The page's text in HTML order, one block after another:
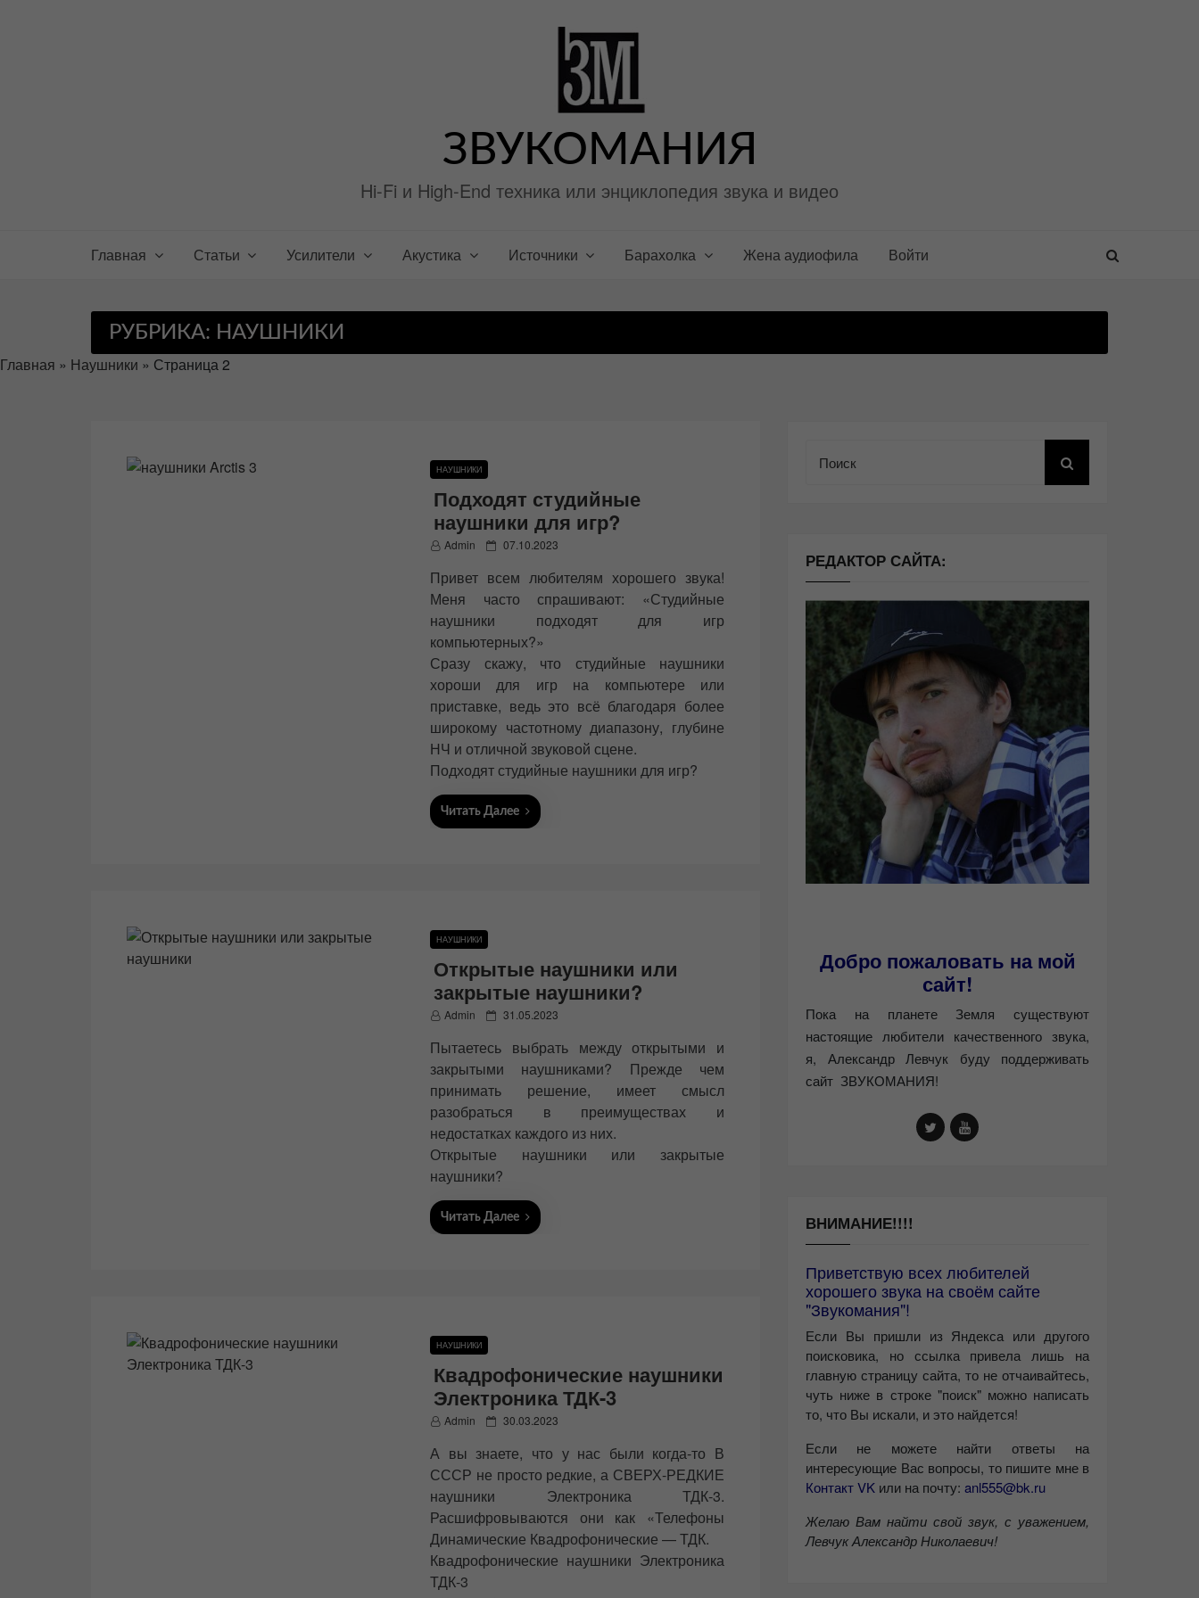
ЗВУКОМАНИЯ
Hi-Fi и High-End техника или энциклопедия звука и видео
Главная Статьи Усилители Акустика Источники Барахолка Жена аудиофила Войти
РУБРИКА: НАУШНИКИ
Главная » Наушники » Страница 2
НАУШНИКИ
Подходят студийные
наушники для игр?
Admin
P
s
e
o
07.10.2023
Привет всем любителям хорошего звука!
Меня часто спрашивают: «Студийные
наушники подходят для игр
компьютерных?»
Сразу скажу, что студийные наушники
хороши для игр на компьютере или
приставке, ведь это всё благодаря более
широкому частотному диапазону, глубине
НЧ и отличной звуковой сцене.
Подходят студийные наушники для игр?
Читать Далее
НАУШНИКИ
Открытые наушники или
закрытые наушники?
Admin
P
s
e
d
o
31.05.2023
Пытаетесь выбрать между открытыми и
закрытыми наушниками? Прежде чем
принимать решение, имеет смысл
разобраться в преимуществах и
недостатках каждого из них.
Открытые наушники или закрытые
наушники?
Читать Далее
НАУШНИКИ
Квадрофонические наушники
Электроника ТДК-3
Admin
P
s
e
o
30.03.2023
А вы знаете, что у нас были когда-то В
СССР не просто редкие, а СВЕРХ-РЕДКИЕ
наушники Электроника ТДК-3.
Расшифровываются они как «Телефоны
Динамические Квадрофонические — ТДК.
Квадрофонические наушники Электроника
ТДК-3
РЕДАКТОР САЙТА:
Добро пожаловать на мой
сайт!
Пока на планете Земля существуют
настоящие любители качественного звука,
я, Александр Левчук буду поддерживать
сайт ЗВУКОМАНИЯ!
ВНИМАНИЕ!!!!
Приветствую всех любителей
хорошего звука на своём сайте
"Звукомания"!
Если Вы пришли из Яндекса или другого
поисковика, но ссылка привела лишь на
главную страницу сайта, то не отчаивайтесь,
чуть ниже в строке "поиск" можно написать
то, что Вы искали, и это найдется!
Если не можете найти ответы на
интересующие Вас вопросы, то пишите мне в
Контакт VK или на почту: anl555@bk.ru
Желаю Вам найти свой звук, с уважением,
Левчук Александр Николаевич!